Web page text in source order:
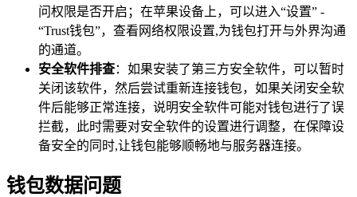
问权限是否开启；在苹果设备上，可以进入“设置” -
“Trust钱包”，查看网络权限设置,为钱包打开与外界沟通
的通道。
安全软件排查：如果安装了第三方安全软件，可以暂时
关闭该软件，然后尝试重新连接钱包，如果关闭安全软
件后能够正常连接，说明安全软件可能对钱包进行了误
拦截，此时需要对安全软件的设置进行调整，在保障设
备安全的同时,让钱包能够顺畅地与服务器连接。
钱包数据问题